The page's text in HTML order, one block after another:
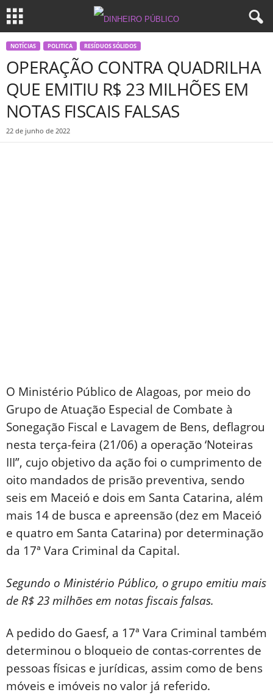
NOTÍCIAS POLITICA RESÍDUOS SÓLIDOS
OPERAÇÃO CONTRA QUADRILHA
QUE EMITIU R$ 23 MILHÕES EM
NOTAS FISCAIS FALSAS
22 de junho de 2022
O Ministério Público de Alagoas, por meio do
Grupo de Atuação Especial de Combate à
Sonegação Fiscal e Lavagem de Bens, deflagrou
nesta terça-feira (21/06) a operação ‘Noteiras
III”, cujo objetivo da ação foi o cumprimento de
oito mandados de prisão preventiva, sendo
seis em Maceió e dois em Santa Catarina, além
mais 14 de busca e apreensão (dez em Maceió
e quatro em Santa Catarina) por determinação
da 17ª Vara Criminal da Capital.
Segundo o Ministério Público, o grupo emitiu mais
de R$ 23 milhões em notas fiscais falsas.
A pedido do Gaesf, a 17ª Vara Criminal também
determinou o bloqueio de contas-correntes de
pessoas físicas e jurídicas, assim como de bens
móveis e imóveis no valor já referido.